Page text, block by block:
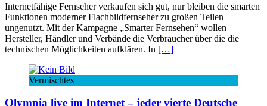
Internetfähige Fernseher verkaufen sich gut, nur bleiben die smarten
Funktionen moderner Flachbildfernseher zu großen Teilen
ungenutzt. Mit der Kampagne „Smarter Fernsehen“ wollen
Hersteller, Händler und Verbände die Verbraucher über die die
technischen Möglichkeiten aufklären. In […]
Vermischtes
Olympia live im Internet – jeder vierte Deutsche